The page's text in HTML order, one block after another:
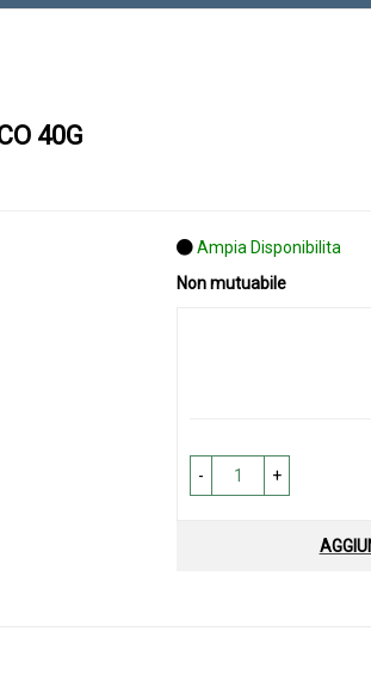
40G
Ampia Disponibilita
Non mutuabile
- +